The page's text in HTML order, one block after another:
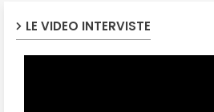
LE VIDEO INTERVISTE